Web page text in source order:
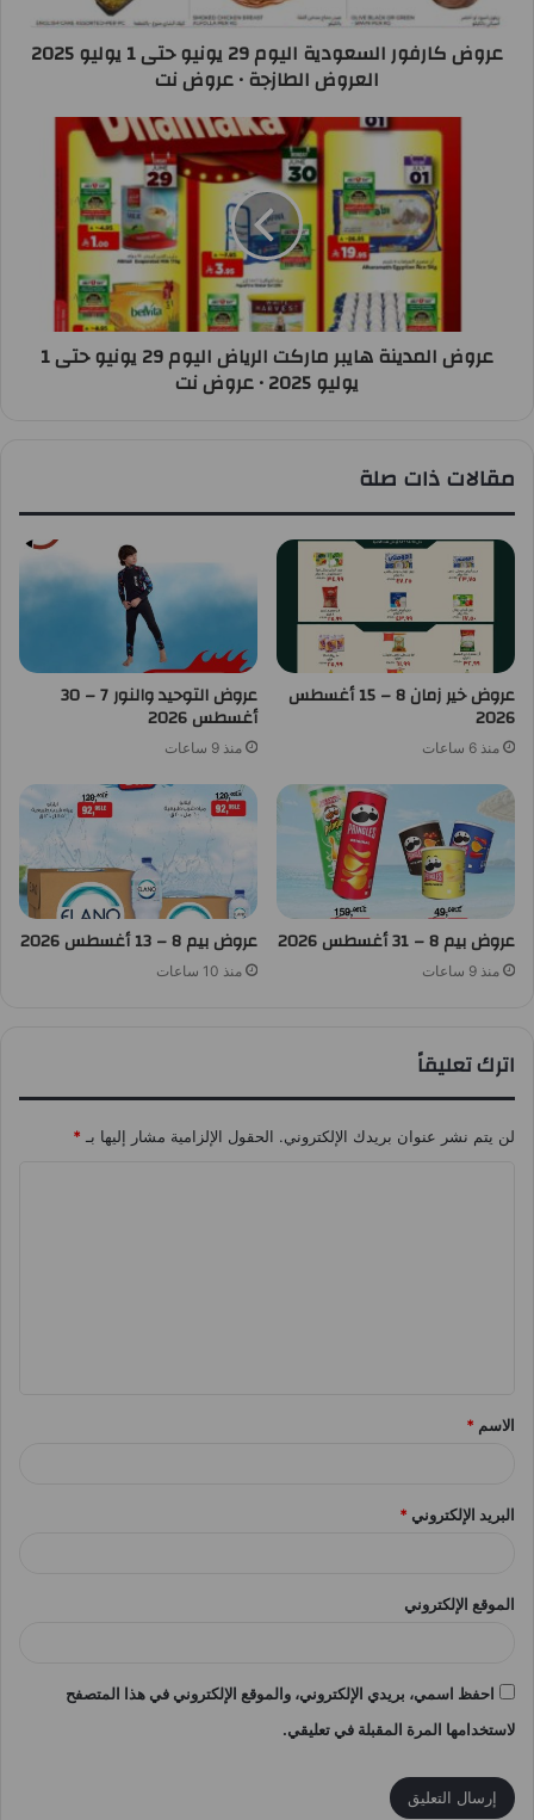
عروض كارفور السعودية اليوم 29 يونيو حتى 1 يوليو 2025
العروض الطازجة • عروض نت
عروض المدينة هايبر ماركت الرياض اليوم 29 يونيو حتى 1
يوليو 2025 • عروض نت
مقالات ذات صلة
عروض خير زمان 8 – 15 أغسطس
2026
منذ 6 ساعات
عروض التوحيد والنور 7 – 30
أغسطس 2026
منذ 9 ساعات
عروض بيم 8 – 31 أغسطس 2026
منذ 9 ساعات
عروض بيم 8 – 13 أغسطس 2026
منذ 10 ساعات
اترك تعليقاً
لن يتم نشر عنوان بريدك الإلكتروني. الحقول الإلزامية مشار إليها بـ *
*
الاسم *
البريد الإلكتروني *
الموقع الإلكتروني
احفظ اسمي، بريدي الإلكتروني، والموقع الإلكتروني في هذا المتصفح
لاستخدامها المرة المقبلة في تعليقي.